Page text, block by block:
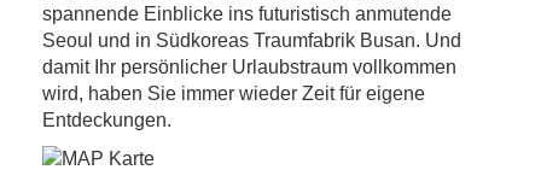
spannende Einblicke ins futuristisch anmutende
Seoul und in Südkoreas Traumfabrik Busan. Und
damit Ihr persönlicher Urlaubstraum vollkommen
wird, haben Sie immer wieder Zeit für eigene
Entdeckungen.